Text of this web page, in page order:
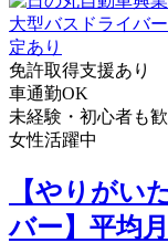
免許取得支援あり
車通勤OK
未経験・初心者も
女性活躍中
【やりがい
バー】平均